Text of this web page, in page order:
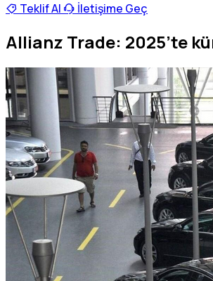
Teklif Al
İletişime Geç
Allianz Trade: 2025’te